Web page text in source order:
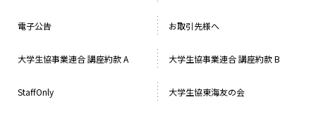
電子公告 お取引先様へ
⼤学⽣協事業連合 講座約款 A 大学生協事業連合 講座約款 B
StaffOnly 大学生協東海友の会